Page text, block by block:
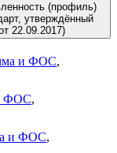
(профиль)
утверждённый
22.09.2017)
и ФОС,
ФОС,
и ФОС,